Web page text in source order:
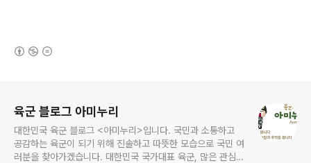
육군 블로그 아미누리
대한민국 육군 블로그 <아미누리>입니다. 국민과 소통하고
공감하는 육군이 되기 위해 진솔하고 따뜻한 모습으로 국민 여
러분을 찾아가겠습니다. 대한민국 국가대표 육군, 많은 관심과